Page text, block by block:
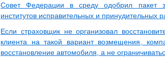
Совет Федерации в среду одобрил пакет
институтов исправительных и принудительных
Если страховщик не организовал
клиента на такой вариант возмещения,
восстановление автомобиля, а не